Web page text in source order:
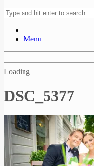
Menu
Loading
DSC_5377